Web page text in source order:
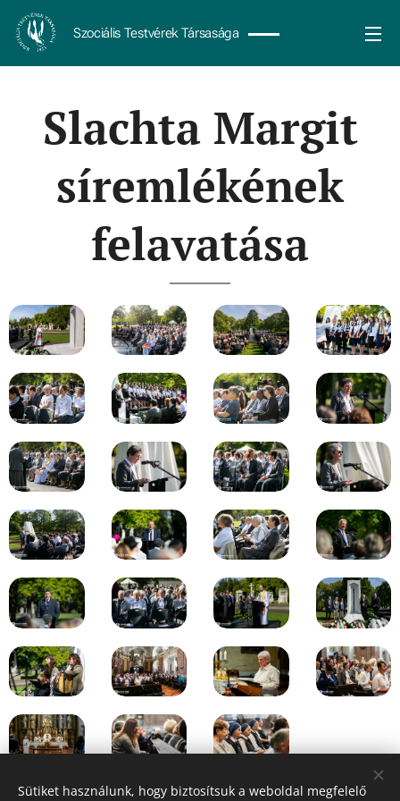
Szociális Testvérek Társasága
Slachta Margit
síremlékének
felavatása
Sütiket használunk, hogy biztosítsuk a weboldal megfelelő